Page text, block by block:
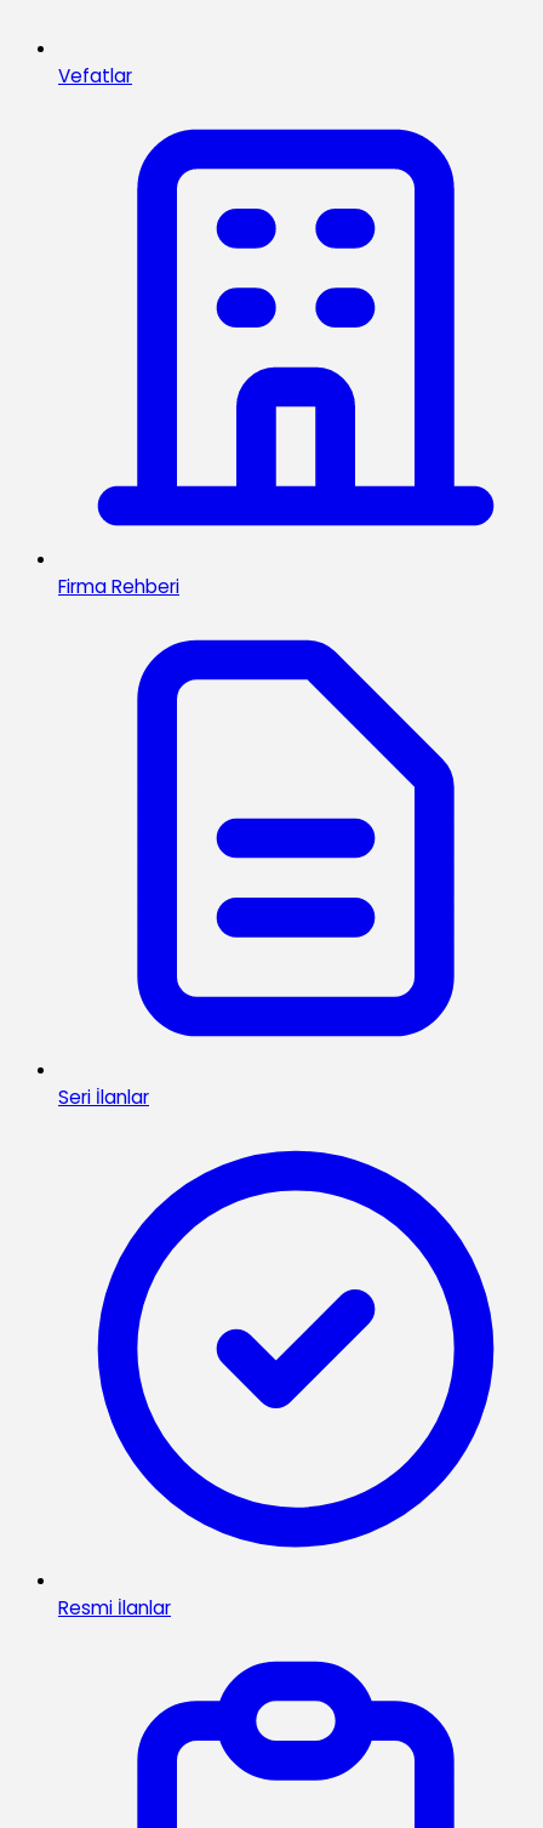
Vefatlar
Firma Rehberi
Seri İlanlar
Resmi İlanlar